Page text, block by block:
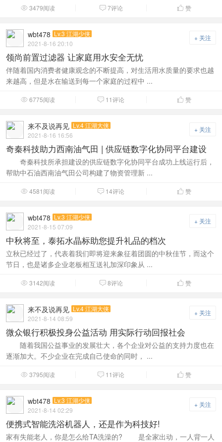
 3479阅读  7评论  赞
+ 关注
wbt478 Lv.3 江湖少侠
2021-8-16 20:10
领尚前置过滤器 让家庭用水安全无忧
伴随着国内消费者健康观念的不断提高，对生活用水质量的要求也越
来越高，但是水在输送到每一个家庭的过程中 ...
 6775阅读  11评论  赞
+ 关注
来不及说再见 Lv.4 江湖大侠
2021-8-16 16:56
奇秦科技助力西南油气田 | 供应链数字化协同平台建设
奇秦科技所承担建设的供应链数字化协同平台成功上线运行后，
帮助中石油西南油气田公司构建了物资管理新 ...
 4581阅读  14评论  赞
+ 关注
wbt478 Lv.3 江湖少侠
2021-8-15 07:09
中秋将至，泰拓水晶标助您提升礼品的档次
立秋已经过了，代表着我们即将迎来象征着团圆的中秋佳节，而这个
节日，也是诸多企业老板相互送礼加深印象从 ...
 3142阅读  8评论  赞
+ 关注
来不及说再见 Lv.4 江湖大侠
2021-8-14 08:59
微众银行积极投身公益活动 用实际行动回报社会
随着我国公益事业的发展壮大，各个企业对公益的支持力度也在
逐渐加大。不少企业在完成自己使命的同时， ...
 3795阅读  11评论  赞
+ 关注
wbt478 Lv.3 江湖少侠
2021-8-14 02:29
便携式智能洗浴机器人，还是作为科技好!
家有失能老人，你是怎么给TA洗澡的? 是全家出动，一人背一人